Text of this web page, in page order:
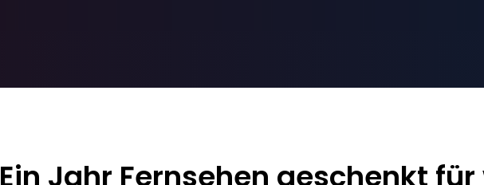
Ein Jahr Fernsehen geschenkt